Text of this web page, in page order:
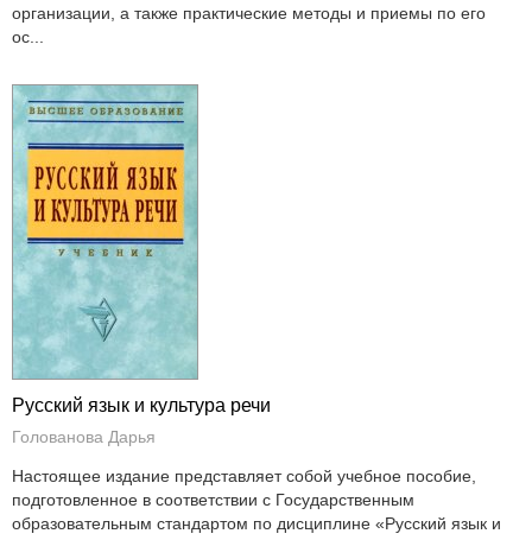
организации, а также практические методы и приемы по его
ос...
Русский язык и культура речи
Голованова Дарья
Настоящее издание представляет собой учебное пособие,
подготовленное в соответствии с Государственным
образовательным стандартом по дисциплине «Русский язык и